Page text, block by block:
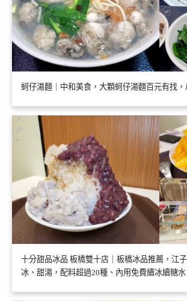
蚵仔湯麵｜中和美食，大顆蚵仔湯麵百元有找
十分甜品冰品 板橋雙十店｜板橋冰品推薦，江
冰、甜湯，配料超過20種、內用免費續冰續糖水